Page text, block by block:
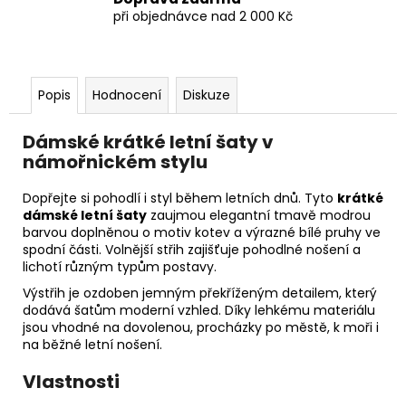
při objednávce nad 2 000 Kč
Popis Hodnocení Diskuze
Dámské krátké letní šaty v
námořnickém stylu
Dopřejte si pohodlí i styl během letních dnů. Tyto krátké
dámské letní šaty zaujmou elegantní tmavě modrou
barvou doplněnou o motiv kotev a výrazné bílé pruhy ve
spodní části. Volnější střih zajišťuje pohodlné nošení a
lichotí různým typům postavy.
Výstřih je ozdoben jemným překříženým detailem, který
dodává šatům moderní vzhled. Díky lehkému materiálu
jsou vhodné na dovolenou, procházky po městě, k moři i
na běžné letní nošení.
Vlastnosti